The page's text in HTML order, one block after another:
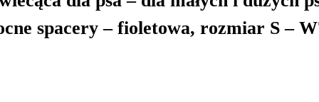
spacery – fioletowa, rozmiar S –